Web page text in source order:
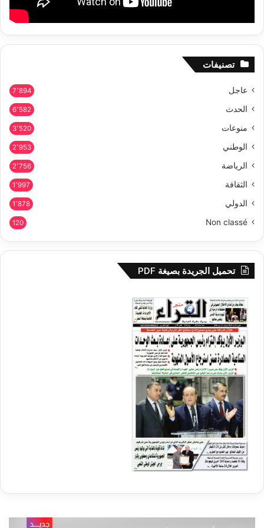
تصنيفات
عاجل 7٬894
الحدث 6٬582
منوعات 3٬520
الوطني 2٬953
الرياضة 2٬756
الثقافة 1٬997
الدولي 1٬878
Non classé
120
تحميل الجريدة بصيغة PDF